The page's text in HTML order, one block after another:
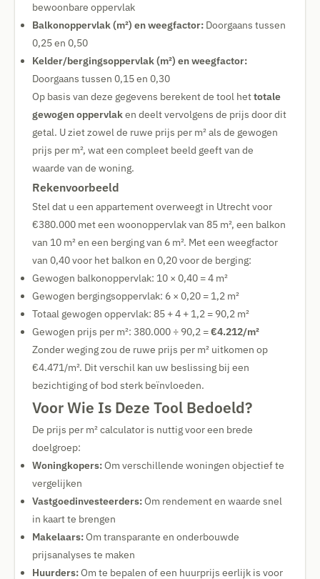
bewoonbare oppervlak
Balkonoppervlak (m²) en weegfactor: Doorgaans tussen
0,25 en 0,50
Kelder/bergingsoppervlak (m²) en weegfactor:
Doorgaans tussen 0,15 en 0,30
Op basis van deze gegevens berekent de tool hettotale
gewogen oppervlaken deelt vervolgens de prijs door dit
getal. U ziet zowel de ruwe prijs per m² als de gewogen
prijs per m², wat een compleet beeld geeft van de
waarde van de woning.
Rekenvoorbeeld
Stel dat u een appartement overweegt in Utrecht voor
€380.000 met een woonoppervlak van 85 m², een balkon
van 10 m² en een berging van 6 m². Met een weegfactor
van 0,40 voor het balkon en 0,20 voor de berging:
Gewogen balkonoppervlak: 10 × 0,40 = 4 m²
Gewogen bergingsoppervlak: 6 × 0,20 = 1,2 m²
Totaal gewogen oppervlak: 85 + 4 + 1,2 = 90,2 m²
Gewogen prijs per m²: 380.000 ÷ 90,2 =€4.212/m²
Zonder weging zou de ruwe prijs per m² uitkomen op
€4.471/m². Dit verschil kan uw beslissing bij een
bezichtiging of bod sterk beïnvloeden.
Voor Wie Is Deze Tool Bedoeld?
De prijs per m² calculator is nuttig voor een brede
doelgroep:
Woningkopers:Om verschillende woningen objectief te
vergelijken
Vastgoedinvesteerders:Om rendement en waarde snel
in kaart te brengen
Makelaars:Om transparante en onderbouwde
prijsanalyses te maken
Huurders:Om te bepalen of een huurprijs eerlijk is voor